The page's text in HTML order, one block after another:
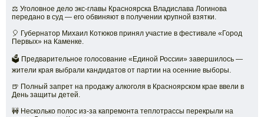
⚖️ Уголовное дело экс-главы Красноярска Владислава Логинова
передано в суд — его обвиняют в получении крупной взятки.
🎈 Губернатор Михаил Котюков принял участие в фестивале «Город
Первых» на Каменке.
🗳 Предварительное голосование «Единой России» завершилось —
жители края выбрали кандидатов от партии на осенние выборы.
🍺 Полный запрет на продажу алкоголя в Красноярском крае ввели в
День защиты детей.
🚧 Несколько полос из-за капремонта теплотрассы перекрыли на